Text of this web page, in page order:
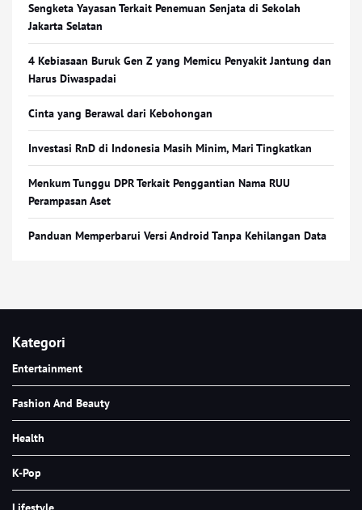
Sengketa Yayasan Terkait Penemuan Senjata di Sekolah
Jakarta Selatan
4 Kebiasaan Buruk Gen Z yang Memicu Penyakit Jantung dan
Harus Diwaspadai
Cinta yang Berawal dari Kebohongan
Investasi RnD di Indonesia Masih Minim, Mari Tingkatkan
Menkum Tunggu DPR Terkait Penggantian Nama RUU
Perampasan Aset
Panduan Memperbarui Versi Android Tanpa Kehilangan Data
Kategori
Entertainment
Fashion And Beauty
Health
K-Pop